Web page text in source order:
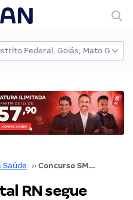
Saúde ›› Concurso SMS Natal RN segue previsto para 2025. Entenda!
RN segue